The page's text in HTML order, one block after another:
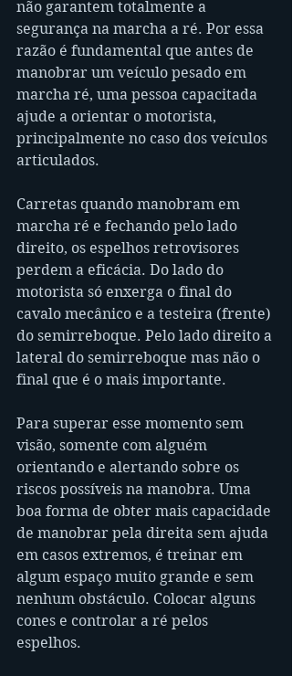
não garantem totalmente a
segurança na marcha a ré. Por essa
razão é fundamental que antes de
manobrar um veículo pesado em
marcha ré, uma pessoa capacitada
ajude a orientar o motorista,
principalmente no caso dos veículos
articulados.
Carretas quando manobram em
marcha ré e fechando pelo lado
direito, os espelhos retrovisores
perdem a eficácia. Do lado do
motorista só enxerga o final do
cavalo mecânico e a testeira (frente)
do semirreboque. Pelo lado direito a
lateral do semirreboque mas não o
final que é o mais importante.
Para superar esse momento sem
visão, somente com alguém
orientando e alertando sobre os
riscos possíveis na manobra. Uma
boa forma de obter mais capacidade
de manobrar pela direita sem ajuda
em casos extremos, é treinar em
algum espaço muito grande e sem
nenhum obstáculo. Colocar alguns
cones e controlar a ré pelos
espelhos.